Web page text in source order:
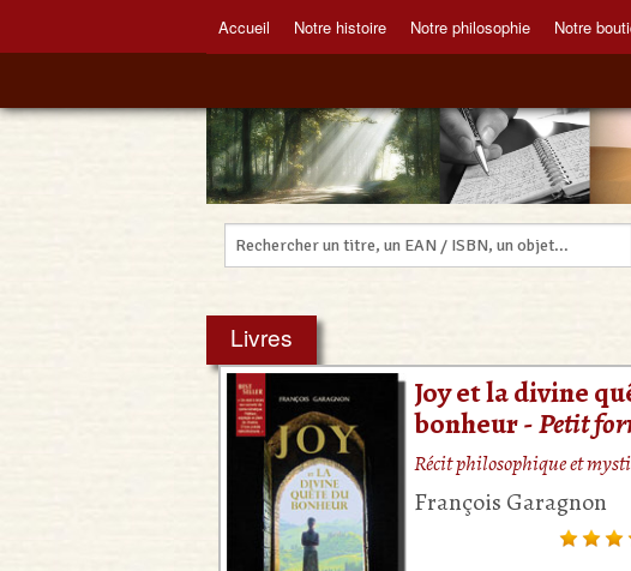
Accueil Notre histoire Notre philosophie Notre
Livres
Joy et la divine
bonheur -Petit
Récit philosophique et
François Garagnon